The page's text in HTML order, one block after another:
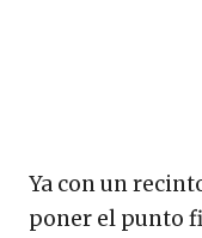
Ya con un
poner el punto